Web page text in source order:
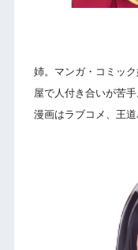
姉。マンガ・コミッ
屋で人付き合いが苦
漫画はラブコメ、王道